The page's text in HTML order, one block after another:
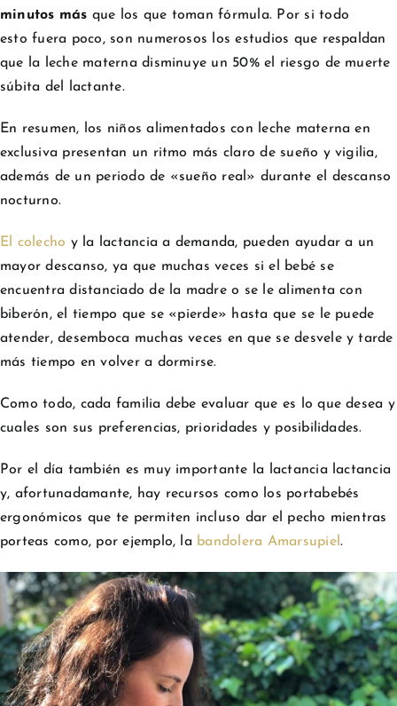
minutos más que los que toman fórmula. Por si todo
esto fuera poco, son numerosos los estudios que respaldan
que la leche materna disminuye un 50% el riesgo de muerte
súbita del lactante.
En resumen, los niños alimentados con leche materna en
exclusiva presentan un ritmo más claro de sueño y vigilia,
además de un periodo de «sueño real» durante el descanso
nocturno.
El colecho y la lactancia a demanda, pueden ayudar a un
mayor descanso, ya que muchas veces si el bebé se
encuentra distanciado de la madre o se le alimenta con
biberón, el tiempo que se «pierde» hasta que se le puede
atender, desemboca muchas veces en que se desvele y tarde
más tiempo en volver a dormirse.
Como todo, cada familia debe evaluar que es lo que desea y
cuales son sus preferencias, prioridades y posibilidades.
Por el día también es muy importante la lactancia lactancia
y, afortunadamante, hay recursos como los portabebés
ergonómicos que te permiten incluso dar el pecho mientras
porteas como, por ejemplo, la bandolera Amarsupiel.